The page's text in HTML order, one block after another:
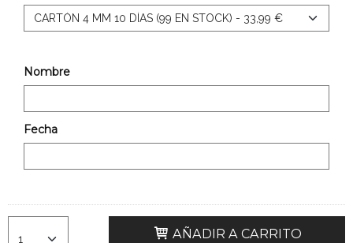
Nombre
Fecha
AÑADIR A CARRITO